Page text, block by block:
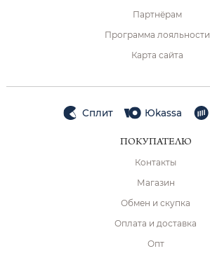
Партнёрам
Программа лояльности
Карта сайта
Сплит Юkassa
ПОКУПАТЕЛЮ
Контакты
Магазин
Обмен и скупка
Оплата и доставка
Опт